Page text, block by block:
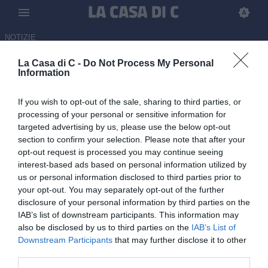
La Casa di C - Do Not Process My Personal
Information
If you wish to opt-out of the sale, sharing to third parties, or
processing of your personal or sensitive information for
targeted advertising by us, please use the below opt-out
section to confirm your selection. Please note that after your
opt-out request is processed you may continue seeing
interest-based ads based on personal information utilized by
us or personal information disclosed to third parties prior to
your opt-out. You may separately opt-out of the further
disclosure of your personal information by third parties on the
IAB’s list of downstream participants. This information may
also be disclosed by us to third parties on the IAB’s List of
Downstream Participants that may further disclose it to other
NOTIZIE
Novara, si riparte: raduno il 6
Maggiore
26.06.2026 15:30 diAlessia Albani
Novara pronto alla stagione 2026/27: raduno il 6 luglio, visite e
allenamenti al Piola, poi ritiro sul Lago Maggiore dal 13 al 26 luglio